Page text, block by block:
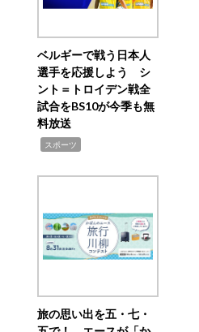
ベルギーで戦う日本人
選手を応援しよう シ
ント＝トロイデン戦全
試合をBS10が今季も無
料放送
スポーツ
旅の思い出を五・七・